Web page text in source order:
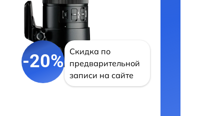
-20%
Скидка по
предварительной
записи на сайте